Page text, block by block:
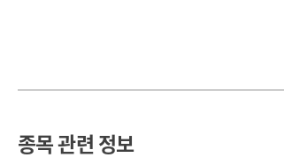
종목 관련 정보